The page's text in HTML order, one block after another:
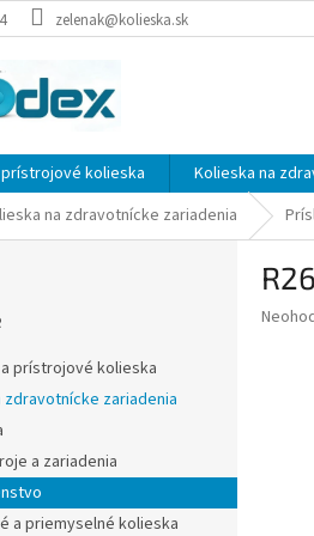
zelenak@kolieska.sk
kolieska Kolieska na
na zdravotnícke zariadenia
prístrojové kolieska
zdravotnícke zariadenia
a zariadenia
a priemyselné kolieska